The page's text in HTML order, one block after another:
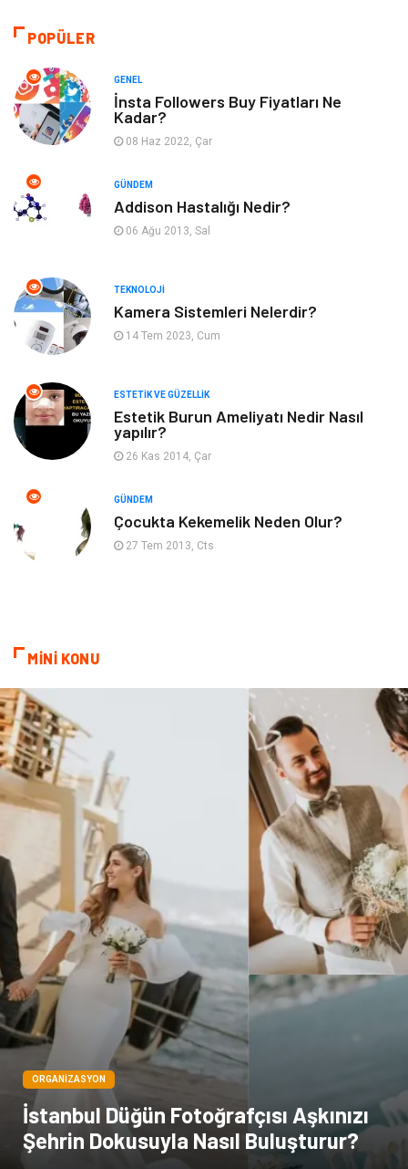
Otomotiv
Giyim
Cilt ve Deri Hastalıkları
Organizasyon Hastalıklar
Kadın Hastalıkları Alternatif Tıp
Güzellik
Beslenme
Psikolojik Hastalıklar
Kanser
Bakım Aksesuar
Sağlık Haberleri Blogroll
Spor Malzemeleri Hediyelik Eşya
Kültür Acil ve İlkyardım
POPÜLER
GENEL
İnsta Followers Buy Fiyatları Ne
Kadar?
08 Haz 2022, Çar
GÜNDEM
Addison Hastalığı Nedir?
06 Ağu 2013, Sal
TEKNOLOJI
Kamera Sistemleri Nelerdir?
14 Tem 2023, Cum
ESTETIK VE GÜZELLIK
Estetik Burun Ameliyatı Nedir Nasıl
yapılır?
26 Kas 2014, Çar
GÜNDEM
Çocukta Kekemelik Neden Olur?
27 Tem 2013, Cts
MİNİ KONU
ORGANIZASYON
İstanbul Düğün Fotoğrafçısı Aşkınızı
Şehrin Dokusuyla Nasıl Buluşturur?